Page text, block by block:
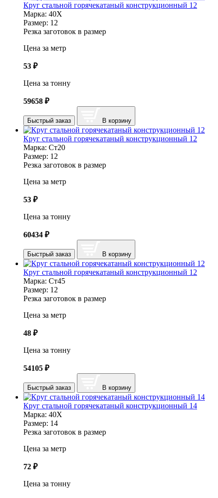
Круг стальной горячекатаный конструкционный 12
Марка: 40Х
Размер: 12
Резка заготовок в размер
Цена за метр
53 ₽
Цена за тонну
59658 ₽
Быстрый заказ В корзину
Круг стальной горячекатаный конструкционный 12
Марка: Ст20
Размер: 12
Резка заготовок в размер
Цена за метр
53 ₽
Цена за тонну
60434 ₽
Быстрый заказ В корзину
Круг стальной горячекатаный конструкционный 12
Марка: Ст45
Размер: 12
Резка заготовок в размер
Цена за метр
48 ₽
Цена за тонну
54105 ₽
Быстрый заказ В корзину
Круг стальной горячекатаный конструкционный 14
Марка: 40Х
Размер: 14
Резка заготовок в размер
Цена за метр
72 ₽
Цена за тонну